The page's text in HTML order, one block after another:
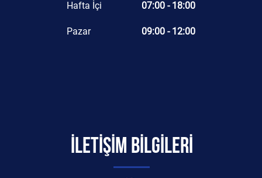
Hafta İçi 07:00 - 18:00
Pazar 09:00 - 12:00
İLETİŞİM BİLGİLERİ